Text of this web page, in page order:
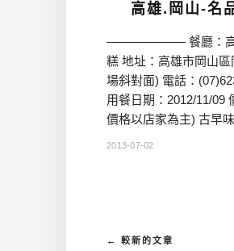
高雄.岡山-名
——————– 餐廳：高
糕 地址：高雄市岡山
場斜對面) 電話：
用餐日期：2012/11/09
價格以店家為主) 古
2013-07-02
← 較新的文章